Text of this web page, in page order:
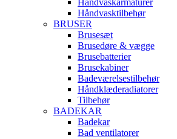
Håndvaskarmaturer
Håndvasktilbehør
BRUSER
Brusesæt
Brusedøre & vægge
Brusebatterier
Brusekabiner
Badeværelsestilbehør
Håndklæderadiatorer
Tilbehør
BADEKAR
Badekar
Bad ventilatorer